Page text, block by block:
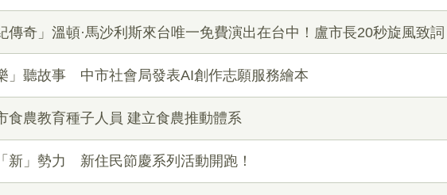
傳奇」溫頓·馬沙利斯來台唯一免費演出在台中！盧市長20秒旋風致
」聽故事 中市社會局發表AI創作志願服務繪本
食農教育種子人員 建立食農推動體系
新」勢力 新住民節慶系列活動開跑！